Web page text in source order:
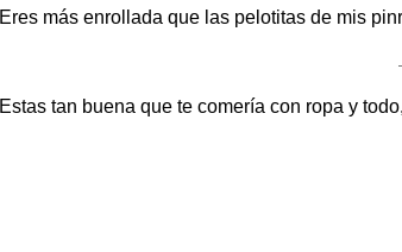
Eres más enrollada que las pelotitas de mis
Estas tan buena que te comería con ropa y